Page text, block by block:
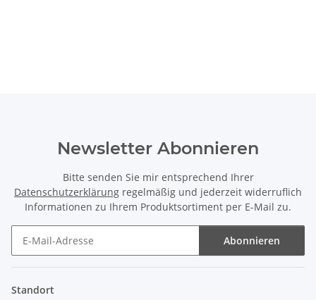
Newsletter Abonnieren
Bitte senden Sie mir entsprechend Ihrer
Datenschutzerklärung regelmäßig und jederzeit widerruflich
Informationen zu Ihrem Produktsortiment per E-Mail zu.
Abonnieren
Standort